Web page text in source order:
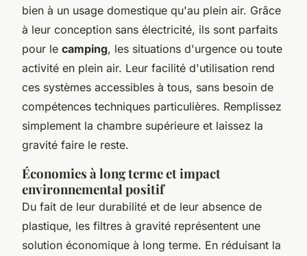
bien à un usage domestique qu'au plein air. Grâce
à leur conception sans électricité, ils sont parfaits
pour le camping, les situations d'urgence ou toute
activité en plein air. Leur facilité d'utilisation rend
ces systèmes accessibles à tous, sans besoin de
compétences techniques particulières. Remplissez
simplement la chambre supérieure et laissez la
gravité faire le reste.
Économies à long terme et impact
environnemental positif
Du fait de leur durabilité et de leur absence de
plastique, les filtres à gravité représentent une
solution économique à long terme. En réduisant la